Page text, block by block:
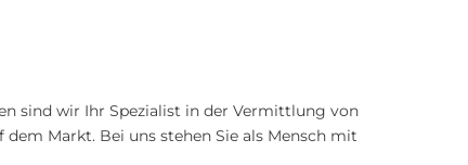
sind wir Ihr Spezialist in der Vermittlung von
Markt. Bei uns stehen Sie als Mensch mit